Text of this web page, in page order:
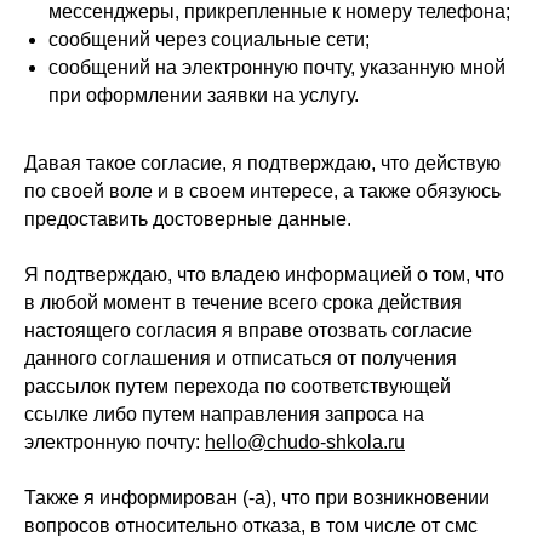
мессенджеры, прикрепленные к номеру телефона;
сообщений через социальные сети;
сообщений на электронную почту, указанную мной
при оформлении заявки на услугу.
Давая такое согласие, я подтверждаю, что действую
по своей воле и в своем интересе, а также обязуюсь
предоставить достоверные данные.
Я подтверждаю, что владею информацией о том, что
в любой момент в течение всего срока действия
настоящего согласия я вправе отозвать согласие
данного соглашения и отписаться от получения
рассылок путем перехода по соответствующей
ссылке либо путем направления запроса на
электронную почту: hello@chudo-shkola.ru
Также я информирован (-а), что при возникновении
вопросов относительно отказа, в том числе от смс